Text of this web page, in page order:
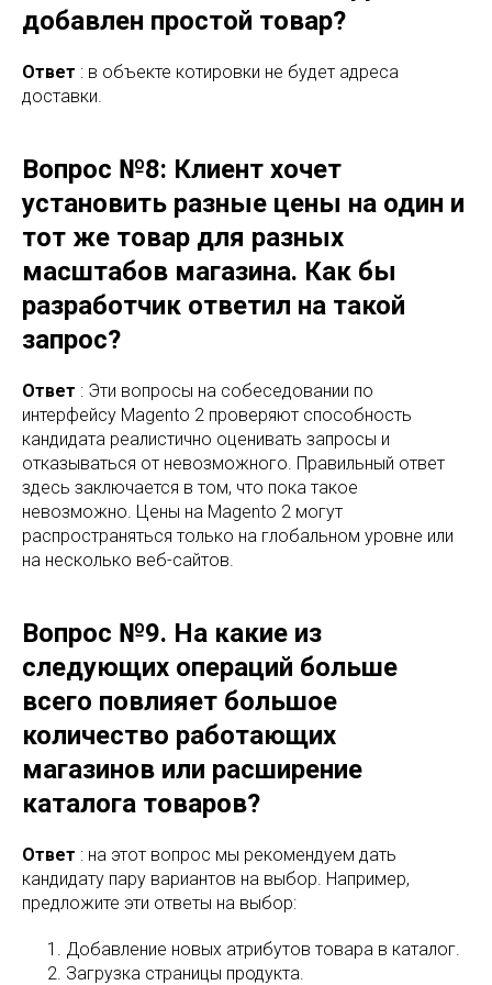
добавлен простой товар?
Ответ : в объекте котировки не будет адреса
доставки.
Вопрос №8: Клиент хочет
установить разные цены на один и
тот же товар для разных
масштабов магазина. Как бы
разработчик ответил на такой
запрос?
Ответ : Эти вопросы на собеседовании по
интерфейсу Magento 2 проверяют способность
кандидата реалистично оценивать запросы и
отказываться от невозможного. Правильный ответ
здесь заключается в том, что пока такое
невозможно. Цены на Magento 2 могут
распространяться только на глобальном уровне или
на несколько веб-сайтов.
Вопрос №9. На какие из
следующих операций больше
всего повлияет большое
количество работающих
магазинов или расширение
каталога товаров?
Ответ : на этот вопрос мы рекомендуем дать
кандидату пару вариантов на выбор. Например,
предложите эти ответы на выбор:
Добавление новых атрибутов товара в каталог.
Загрузка страницы продукта.